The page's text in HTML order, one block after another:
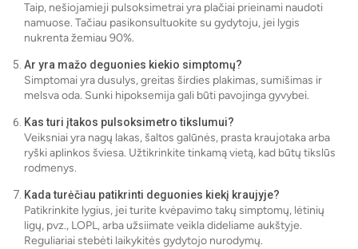
Taip, nešiojamieji pulsoksimetrai yra plačiai prieinami naudoti
namuose. Tačiau pasikonsultuokite su gydytoju, jei lygis
nukrenta žemiau 90%.
Ar yra mažo deguonies kiekio simptomų?
Simptomai yra dusulys, greitas širdies plakimas, sumišimas ir
melsva oda. Sunki hipoksemija gali būti pavojinga gyvybei.
Kas turi įtakos pulsoksimetro tikslumui?
Veiksniai yra nagų lakas, šaltos galūnės, prasta kraujotaka arba
ryški aplinkos šviesa. Užtikrinkite tinkamą vietą, kad būtų tikslūs
rodmenys.
Kada turėčiau patikrinti deguonies kiekį kraujyje?
Patikrinkite lygius, jei turite kvėpavimo takų simptomų, lėtinių
ligų, pvz., LOPL, arba užsiimate veikla dideliame aukštyje.
Reguliariai stebėti laikykitės gydytojo nurodymų.